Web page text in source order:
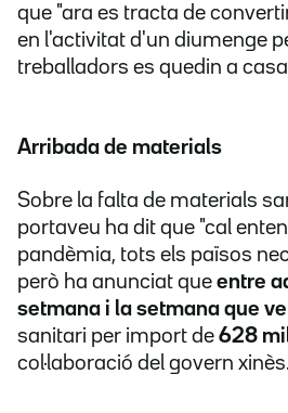
que "ara es tracta de
en l'activitat d'un diumenge
treballadors es quedin a
Arribada de materials
Sobre la falta de materials
portaveu ha dit que "cal
pandèmia, tots els països
però ha anunciat que entre
setmana i la setmana que ve
sanitari per import de 628
col·laboració del govern xinès.